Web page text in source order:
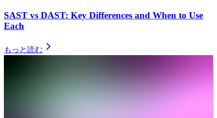
SAST vs DAST: Key Differences and When to Use
Each
もっと読む